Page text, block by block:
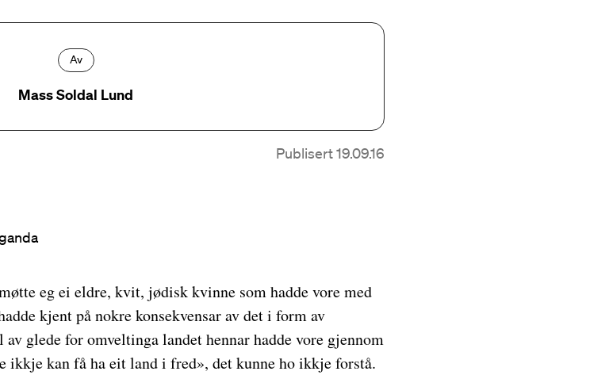
Av
Mass Soldal Lund
Publisert 19.09.16
eg ei eldre, kvit, jødisk kvinne som hadde vore med
kjent på nokre konsekvensar av det i form av
glede for omveltinga landet hennar hadde vore gjennom
ikkje kan få ha eit land i fred», det kunne ho ikkje forstå.